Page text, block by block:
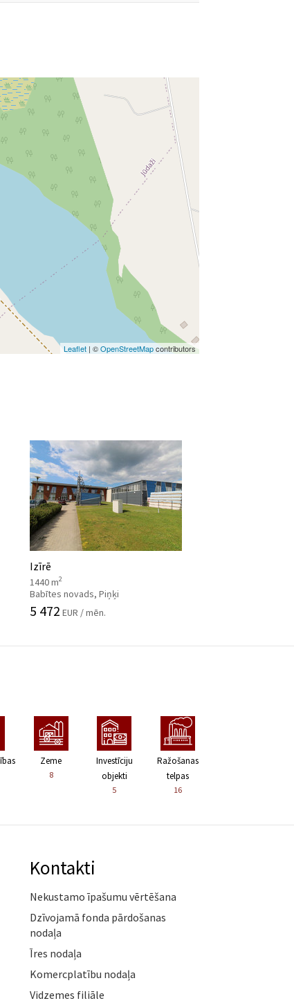
Leaflet | ©OpenStreetMapcontributors
Izīrē
1440 m2
Babītes novads, Piņķi
5 472 EUR / mēn.
Zeme
8
Investīciju
objekti
5
Ražošanas
telpas
16
Kontakti
Nekustamo īpašumu vērtēšana
Dzīvojamā fonda pārdošanas
nodaļa
Īres nodaļa
Komercplatību nodaļa
Vidzemes filiāle